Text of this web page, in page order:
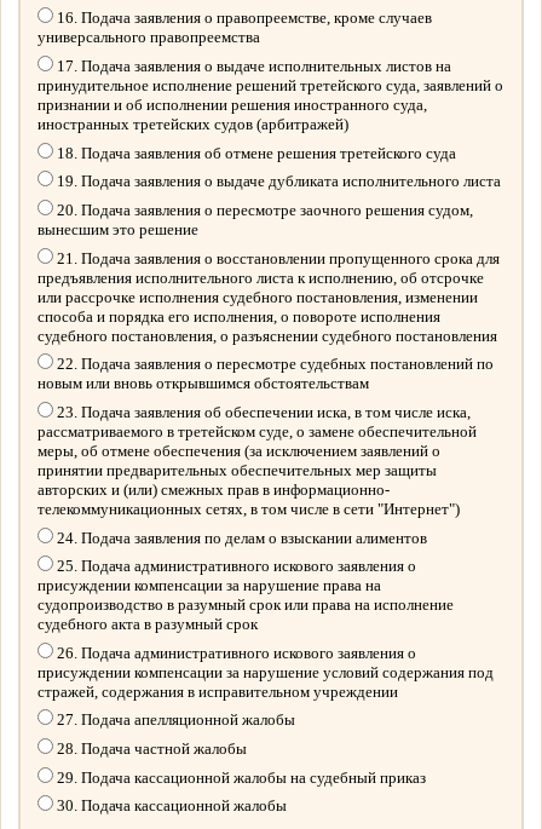
16. Подача заявления о правопреемстве, кроме случаев
универсального правопреемства
17. Подача заявления о выдаче исполнительных листов на
принудительное исполнение решений третейского суда, заявлений о
признании и об исполнении решения иностранного суда,
иностранных третейских судов (арбитражей)
18. Подача заявления об отмене решения третейского суда
19. Подача заявления о выдаче дубликата исполнительного листа
20. Подача заявления о пересмотре заочного решения судом,
вынесшим это решение
21. Подача заявления о восстановлении пропущенного срока для
предъявления исполнительного листа к исполнению, об отсрочке
или рассрочке исполнения судебного постановления, изменении
способа и порядка его исполнения, о повороте исполнения
судебного постановления, о разъяснении судебного постановления
22. Подача заявления о пересмотре судебных постановлений по
новым или вновь открывшимся обстоятельствам
23. Подача заявления об обеспечении иска, в том числе иска,
рассматриваемого в третейском суде, о замене обеспечительной
меры, об отмене обеспечения (за исключением заявлений о
принятии предварительных обеспечительных мер защиты
авторских и (или) смежных прав в информационно-
телекоммуникационных сетях, в том числе в сети "Интернет")
24. Подача заявления по делам о взыскании алиментов
25. Подача административного искового заявления о
присуждении компенсации за нарушение права на
судопроизводство в разумный срок или права на исполнение
судебного акта в разумный срок
26. Подача административного искового заявления о
присуждении компенсации за нарушение условий содержания под
стражей, содержания в исправительном учреждении
27. Подача апелляционной жалобы
28. Подача частной жалобы
29. Подача кассационной жалобы на судебный приказ
30. Подача кассационной жалобы